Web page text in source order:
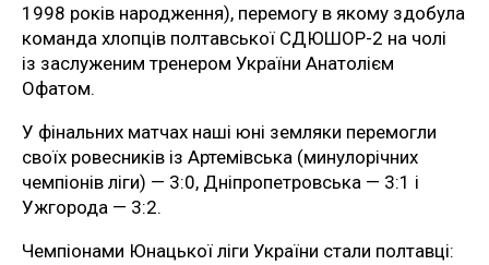
1998 років народження), перемогу в якому здобула
команда хлопців полтавської СДЮШОР-2 на чолі
із заслуженим тренером України Анатолієм
Офатом.
У фінальних матчах наші юні земляки перемогли
своїх ровесників із Артемівська (минулорічних
чемпіонів ліги) — 3:0, Дніпропетровська — 3:1 і
Ужгорода — 3:2.
Чемпіонами Юнацької ліги України стали полтавці: